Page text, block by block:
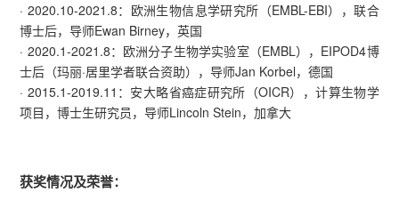
· 2020.10-2021.8：欧洲生物信息学研究所（EMBL-EBI），联合
博士后，导师Ewan Birney，英国
· 2020.1-2021.8：欧洲分子生物学实验室（EMBL），EIPOD4博
士后（玛丽·居里学者联合资助），导师Jan Korbel，德国
· 2015.1-2019.11：安大略省癌症研究所（OICR），计算生物学
项目，博士生研究员，导师Lincoln Stein，加拿大
获奖情况及荣誉：